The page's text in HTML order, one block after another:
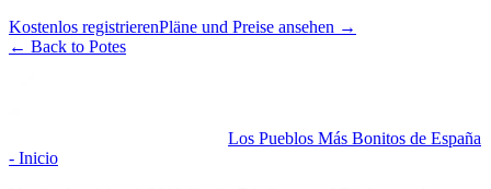
Kostenlos registrierenPläne und Preise ansehen →
← Back to Potes
Los Pueblos Más Bonitos de España
- Inicio